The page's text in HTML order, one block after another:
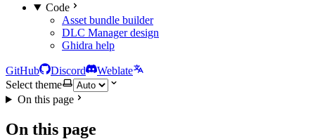
Code
Asset bundle builder
DLC Manager design
Ghidra help
GitHub Discord
Weblate
Select theme
On this page
On this page